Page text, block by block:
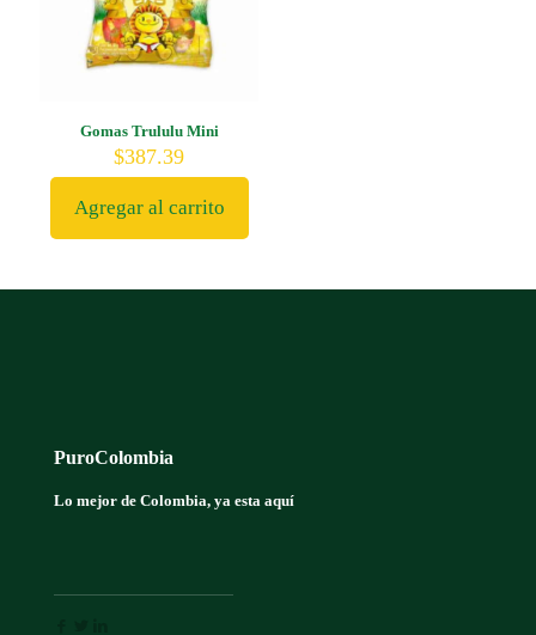
Gomas Trululu Mini
$387.39
Agregar al carrito
PuroColombia
Lo mejor de Colombia, ya esta aquí